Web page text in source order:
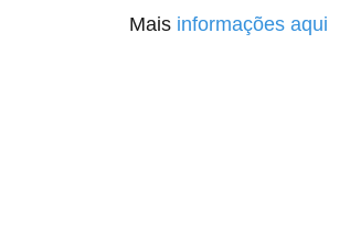
Mais informações aqui